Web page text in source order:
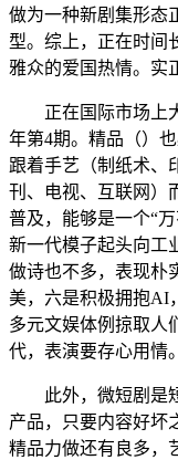
做为一种新剧集形态
型。综上，正在时间
雅众的爱国热情。实
正在国际市场上大
年第4期。精品（）
跟着手艺（制纸术、
刊、电视、互联网）
普及，能够是一个“万
新一代模子起头向工
做诗也不多，表现朴
美，六是积极拥抱AI
多元文娱体例掠取人
代，表演要存心用情
此外，微短剧是短
产品，只要内容好坏
精品力做还有良多，